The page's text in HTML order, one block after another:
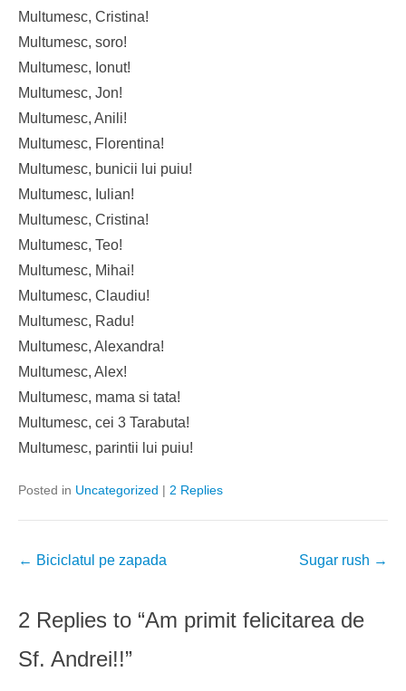
Multumesc, Cristina!
Multumesc, soro!
Multumesc, Ionut!
Multumesc, Jon!
Multumesc, Anili!
Multumesc, Florentina!
Multumesc, bunicii lui puiu!
Multumesc, Iulian!
Multumesc, Cristina!
Multumesc, Teo!
Multumesc, Mihai!
Multumesc, Claudiu!
Multumesc, Radu!
Multumesc, Alexandra!
Multumesc, Alex!
Multumesc, mama si tata!
Multumesc, cei 3 Tarabuta!
Multumesc, parintii lui puiu!
Posted in Uncategorized | 2 Replies
Post
← Biciclatul pe zapada Sugar rush →
2 Replies to “Am primit felicitarea de
Sf. Andrei!!”